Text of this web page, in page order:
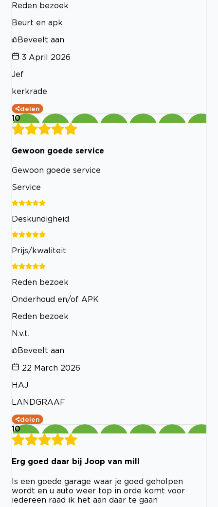
Reden bezoek
Beurt en apk
Beveelt aan
3 April 2026
Jef
kerkrade
delen
10
Gewoon goede service
Gewoon goede service
Service
Deskundigheid
Prijs/kwaliteit
Reden bezoek
Onderhoud en/of APK
Reden bezoek
N.v.t.
Beveelt aan
22 March 2026
HAJ
LANDGRAAF
delen
10
Erg goed daar bij Joop van mill
Is een goede garage waar je goed geholpen
wordt en u auto weer top in orde komt voor
iedereen raad ik het aan daar te gaan